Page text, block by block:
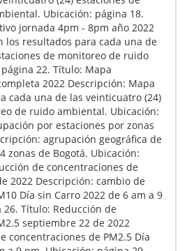
Ubicación: página 18.
jornada 4pm - 8pm año 2022
los resultados para cada una de
de monitoreo de ruido
22. Título: Mapa
2022 Descripción: Mapa
cada una de las veinticuatro (24)
de ruido ambiental. Ubicación:
por estaciones por zonas
agrupación geográfica de
zonas de Bogotá. Ubicación:
de concentraciones de
2022 Descripción: cambio de
Día sin Carro 2022 de 6 am a 9
Título: Reducción de
septiembre 22 de 2022
concentraciones de PM2.5 Día